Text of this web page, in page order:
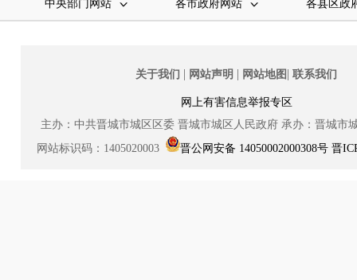
中央部门网站 各市政府网站 各县区政
关于我们 | 网站声明 | 网站地图 | 联系我们
网上有害信息举报专区
主办：中共晋城市城区区委 晋城市城区人民政府 承办：晋城市
网站标识码：1405020003
晋公网安备 14050002000308号 晋